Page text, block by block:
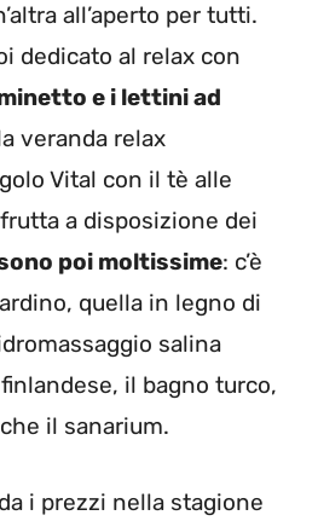
all’aperto per tutti.
dedicato al relax con
e i lettini ad
veranda relax
Vital con il tè alle
a disposizione dei
poi moltissime: c’è
quella in legno di
salina
il bagno turco,
il sanarium.
i prezzi nella stagione